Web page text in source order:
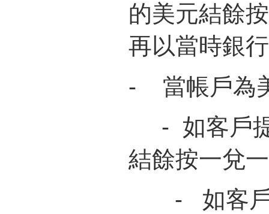
的美元結餘
再以當時銀
-
當帳戶為
- 如客戶提
結餘按一兌
- 如客